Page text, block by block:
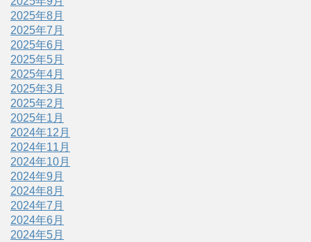
2025年8月
2025年7月
2025年6月
2025年5月
2025年4月
2025年3月
2025年2月
2025年1月
2024年12月
2024年11月
2024年10月
2024年9月
2024年8月
2024年7月
2024年6月
2024年5月